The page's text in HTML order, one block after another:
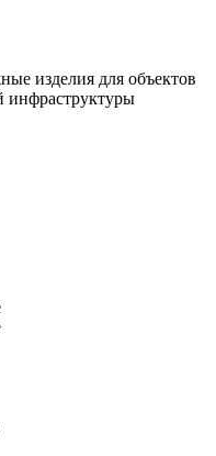
изделия для объектов
инфраструктуры